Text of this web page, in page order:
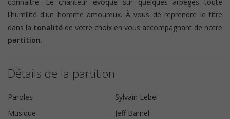
l'humilité d'un homme amoureux. À vous de reprendre le titre
dans la tonalité de votre choix en vous accompagnant de notre
partition.
Détails de la partition
Paroles
Sylvain Lebel
Musique
Jeff Barnel